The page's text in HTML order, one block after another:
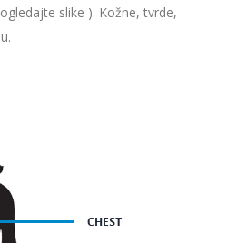
slike ). Kožne, tvrde,